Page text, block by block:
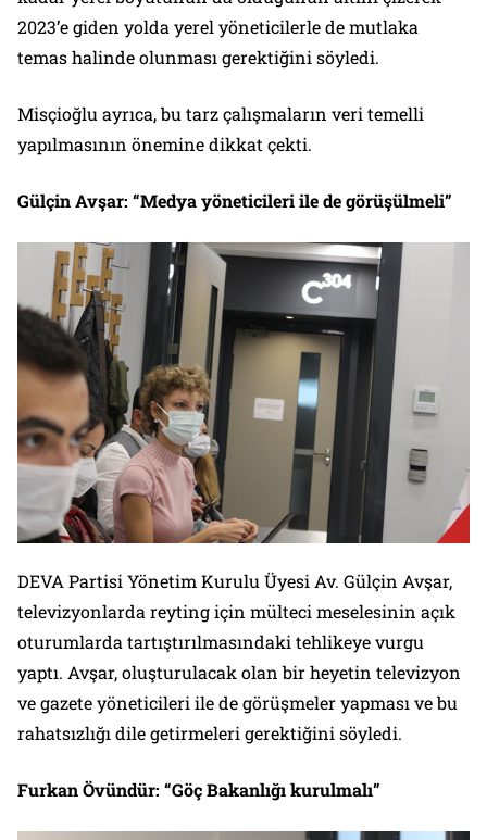
2023’e giden yolda yerel yöneticilerle de mutlaka
temas halinde olunması gerektiğini söyledi.
Misçioğlu ayrıca, bu tarz çalışmaların veri temelli
yapılmasının önemine dikkat çekti.
Gülçin Avşar: “Medya yöneticileri ile de görüşülmeli”
DEVA Partisi Yönetim Kurulu Üyesi Av. Gülçin Avşar,
televizyonlarda reyting için mülteci meselesinin açık
oturumlarda tartıştırılmasındaki tehlikeye vurgu
yaptı. Avşar, oluşturulacak olan bir heyetin televizyon
ve gazete yöneticileri ile de görüşmeler yapması ve bu
rahatsızlığı dile getirmeleri gerektiğini söyledi.
Furkan Övündür: “Göç Bakanlığı kurulmalı”